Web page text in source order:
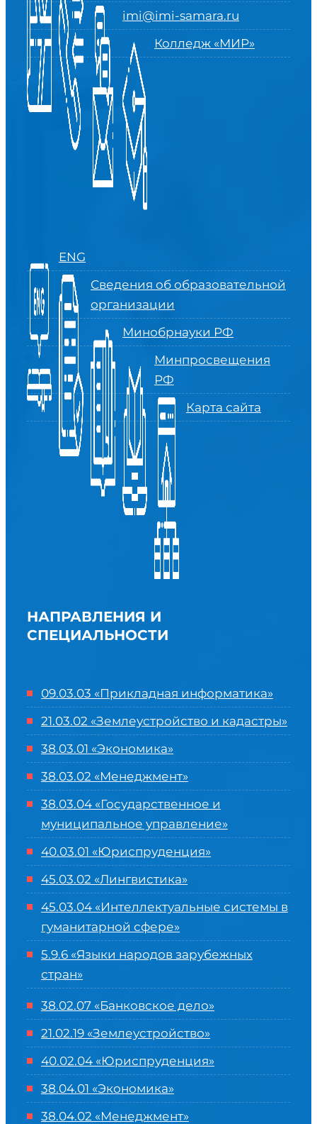
imi@imi-samara.ru
Колледж «МИР»
ENG
Сведения об образовательной
организации
Минобрнауки РФ
Минпросвещения
РФ
Карта сайта
НАПРАВЛЕНИЯ И
СПЕЦИАЛЬНОСТИ
09.03.03 «Прикладная информатика»
21.03.02 «Землеустройство и кадастры»
38.03.01 «Экономика»
38.03.02 «Менеджмент»
38.03.04 «Государственное и
муниципальное управление»
40.03.01 «Юриспруденция»
45.03.02 «Лингвистика»
45.03.04 «Интеллектуальные системы в
гуманитарной сфере»
5.9.6 «Языки народов зарубежных
стран»
38.02.07 «Банковское дело»
21.02.19 «Землеустройство»
40.02.04 «Юриспруденция»
38.04.01 «Экономика»
38.04.02 «Менеджмент»